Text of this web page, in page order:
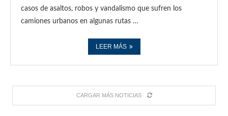
casos de asaltos, robos y vandalismo que sufren los
camiones urbanos en algunas rutas …
LEER MÁS
CARGAR MÁS NOTICIAS